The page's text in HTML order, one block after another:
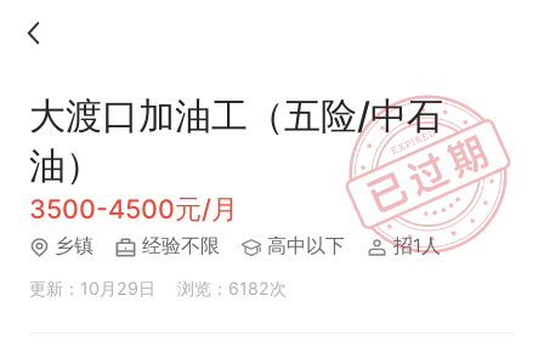
大渡口加油工（五险/中石
油）
3500-4500元/月
乡镇 经验不限 高中以下 招1人
更新：10月29日 浏览：6182次